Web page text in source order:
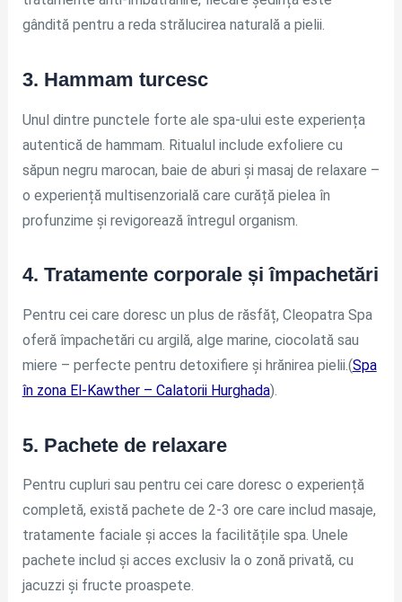
gândită pentru a reda strălucirea naturală a pielii.
3. Hammam turcesc
Unul dintre punctele forte ale spa-ului este experiența
autentică de hammam. Ritualul include exfoliere cu
săpun negru marocan, baie de aburi și masaj de relaxare –
o experiență multisenzorială care curăță pielea în
profunzime și revigorează întregul organism.
4. Tratamente corporale și împachetări
Pentru cei care doresc un plus de răsfăț, Cleopatra Spa
oferă împachetări cu argilă, alge marine, ciocolată sau
miere – perfecte pentru detoxifiere și hrănirea pielii.(Spa
în zona El-Kawther – Calatorii Hurghada).
5. Pachete de relaxare
Pentru cupluri sau pentru cei care doresc o experiență
completă, există pachete de 2-3 ore care includ masaje,
tratamente faciale și acces la facilitățile spa. Unele
pachete includ și acces exclusiv la o zonă privată, cu
jacuzzi și fructe proaspete.